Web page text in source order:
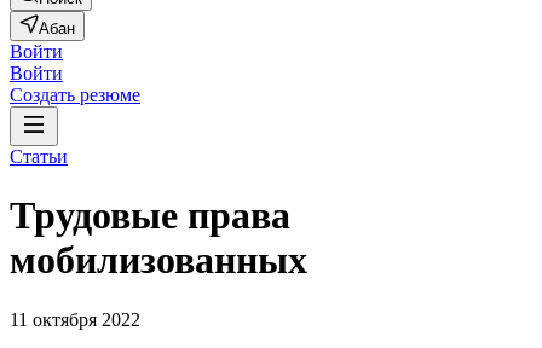
Абан
Войти
Войти
Создать резюме
Статьи
Трудовые права
мобилизованных
11 октября 2022